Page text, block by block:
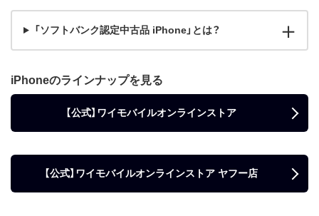
「ソフトバンク認定中古品 iPhone」とは？
iPhoneのラインナップを見る
【公式】ワイモバイルオンラインストア
【公式】ワイモバイルオンラインストア ヤフー店